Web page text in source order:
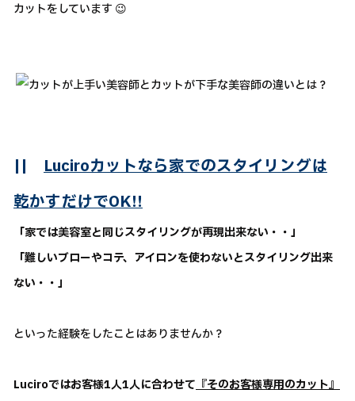
カットをしています 😉
|| Luciroカットなら家でのスタイリングは
乾かすだけでOK!!
「家では美容室と同じスタイリングが再現出来ない・・」
「難しいブローやコテ、アイロンを使わないとスタイリング出来
ない・・」
といった経験をしたことはありませんか？
Luciroではお客様1人1人に合わせて『そのお客様専用のカット』